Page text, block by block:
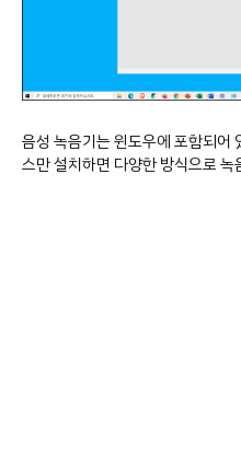
음성 녹음기는 윈도우에 포함되어
스만 설치하면 다양한 방식으로 녹